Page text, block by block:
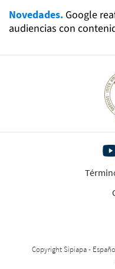
Novedades. Google
audiencias con
Copyright Sipiapa -